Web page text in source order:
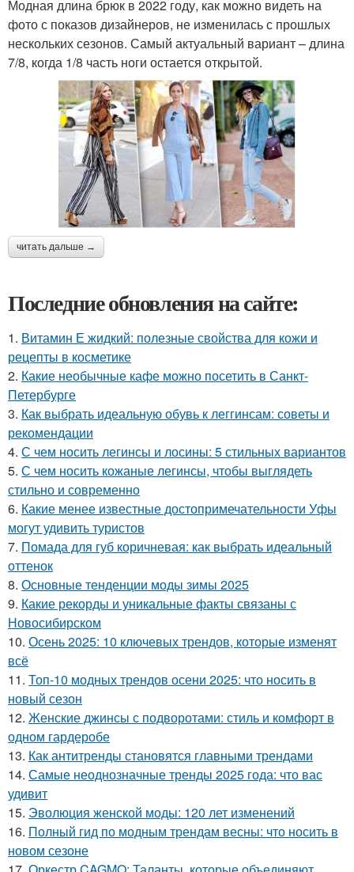
Модная длина брюк в 2022 году, как можно видеть на
фото с показов дизайнеров, не изменилась с прошлых
нескольких сезонов. Самый актуальный вариант – длина
7/8, когда 1/8 часть ноги остается открытой.
читать дальше →
Последние обновления на сайте:
1. Витамин Е жидкий: полезные свойства для кожи и
рецепты в косметике
2. Какие необычные кафе можно посетить в Санкт-
Петербурге
3. Как выбрать идеальную обувь к леггинсам: советы и
рекомендации
4. С чем носить легинсы и лосины: 5 стильных вариантов
5. С чем носить кожаные легинсы, чтобы выглядеть
стильно и современно
6. Какие менее известные достопримечательности Уфы
могут удивить туристов
7. Помада для губ коричневая: как выбрать идеальный
оттенок
8. Основные тенденции моды зимы 2025
9. Какие рекорды и уникальные факты связаны с
Новосибирском
10. Осень 2025: 10 ключевых трендов, которые изменят
всё
11. Топ-10 модных трендов осени 2025: что носить в
новый сезон
12. Женские джинсы с подворотами: стиль и комфорт в
одном гардеробе
13. Как антитренды становятся главными трендами
14. Самые неоднозначные тренды 2025 года: что вас
удивит
15. Эволюция женской моды: 120 лет изменений
16. Полный гид по модным трендам весны: что носить в
новом сезоне